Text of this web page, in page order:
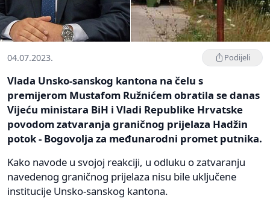
04.07.2023. Podijeli
Vlada Unsko-sanskog kantona na čelu s
premijerom Mustafom Ružnićem obratila se danas
Vijeću ministara BiH i Vladi Republike Hrvatske
povodom zatvaranja graničnog prijelaza Hadžin
potok - Bogovolja za međunarodni promet putnika.
Kako navode u svojoj reakciji, u odluku o zatvaranju
navedenog graničnog prijelaza nisu bile uključene
institucije Unsko-sanskog kantona.